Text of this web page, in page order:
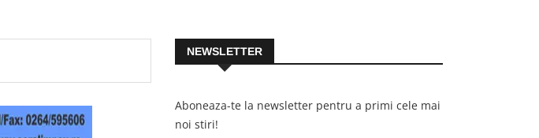
NEWSLETTER
Aboneaza-te la newsletter pentru a primi cele mai
noi stiri!